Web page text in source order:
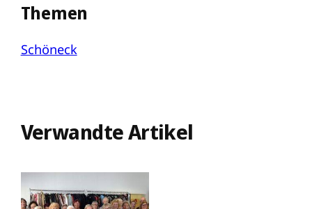
Themen
Schöneck
Verwandte Artikel